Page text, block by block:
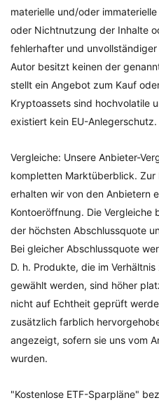
materielle und/oder
oder Nichtnutzung der Inhalte
fehlerhafter und
Autor besitzt keinen der
stellt ein Angebot zum Kauf
Kryptoassets sind hochvolatile
existiert kein EU-Anlegerschutz.
Vergleiche: Unsere Anbieter-
kompletten Marktüberblick. Zur
erhalten wir von den Anbietern
Kontoeröffnung. Die Vergleiche
der höchsten Abschlussquote
Bei gleicher Abschlussquote
D. h. Produkte, die im
gewählt werden, sind höher
nicht auf Echtheit geprüft
zusätzlich farblich
angezeigt, sofern sie uns vom
wurden.
"Kostenlose ETF-Sparpläne"